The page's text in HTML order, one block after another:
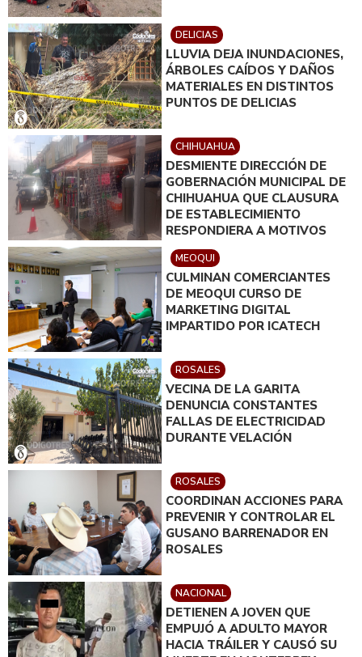
DELICIAS
LLUVIA DEJA INUNDACIONES,
ÁRBOLES CAÍDOS Y DAÑOS
MATERIALES EN DISTINTOS
PUNTOS DE DELICIAS
CHIHUAHUA
DESMIENTE DIRECCIÓN DE
GOBERNACIÓN MUNICIPAL DE
CHIHUAHUA QUE CLAUSURA
DE ESTABLECIMIENTO
RESPONDIERA A MOTIVOS
POLÍTICOS
MEOQUI
CULMINAN COMERCIANTES
DE MEOQUI CURSO DE
MARKETING DIGITAL
IMPARTIDO POR ICATECH
ROSALES
VECINA DE LA GARITA
DENUNCIA CONSTANTES
FALLAS DE ELECTRICIDAD
DURANTE VELACIÓN
ROSALES
COORDINAN ACCIONES PARA
PREVENIR Y CONTROLAR EL
GUSANO BARRENADOR EN
ROSALES
NACIONAL
DETIENEN A JOVEN QUE
EMPUJÓ A ADULTO MAYOR
HACIA TRÁILER Y CAUSÓ SU